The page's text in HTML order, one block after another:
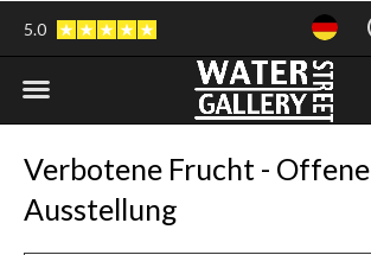
5.0
Verbotene Frucht - Offene
Ausstellung